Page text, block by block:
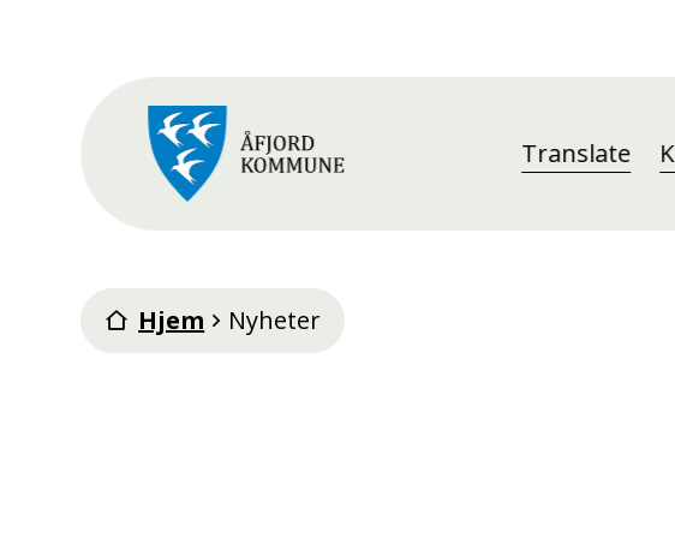
Translate
Hjem Nyheter